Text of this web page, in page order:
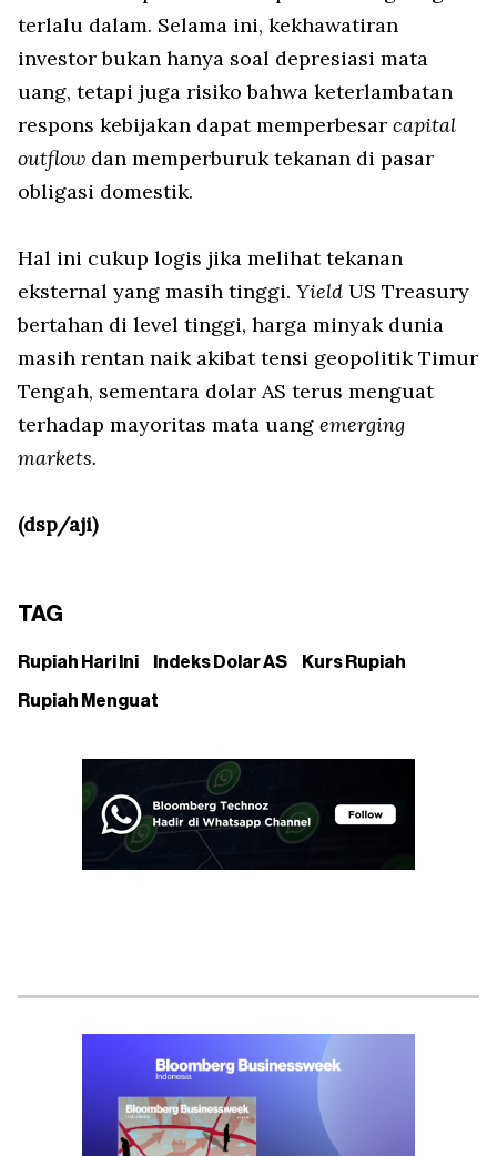
terlalu dalam. Selama ini, kekhawatiran
investor bukan hanya soal depresiasi mata
uang, tetapi juga risiko bahwa keterlambatan
respons kebijakan dapat memperbesar capital
outflow dan memperburuk tekanan di pasar
obligasi domestik.
Hal ini cukup logis jika melihat tekanan
eksternal yang masih tinggi. Yield US Treasury
bertahan di level tinggi, harga minyak dunia
masih rentan naik akibat tensi geopolitik Timur
Tengah, sementara dolar AS terus menguat
terhadap mayoritas mata uang emerging
markets.
(dsp/aji)
TAG
Rupiah Hari Ini Indeks Dolar AS Kurs Rupiah
Rupiah Menguat